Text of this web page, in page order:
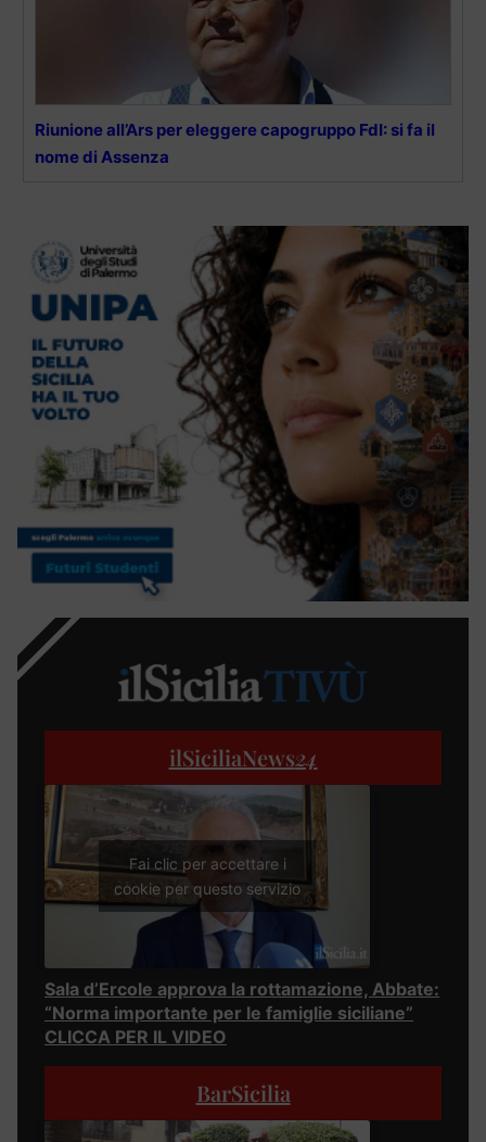
Riunione all’Ars per eleggere capogruppo FdI: si fa il
nome di Assenza
ilSiciliaNews24
Fai clic per accettare i
cookie per questo servizio
Sala d’Ercole approva la rottamazione, Abbate:
“Norma importante per le famiglie siciliane”
CLICCA PER IL VIDEO
BarSicilia